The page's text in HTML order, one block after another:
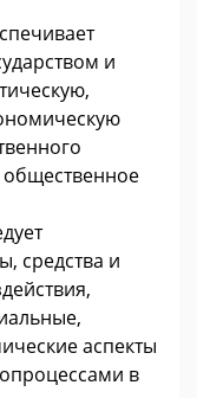
и
средства и
аспекты
в